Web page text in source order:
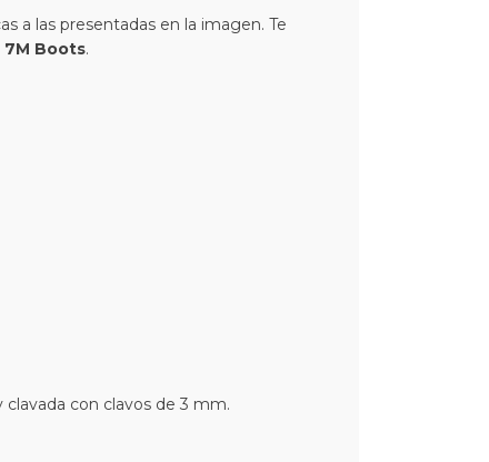
a las presentadas en la imagen. Te
7M Boots.
clavada con clavos de 3 mm.